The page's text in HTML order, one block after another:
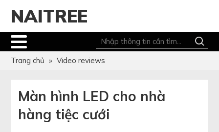
NAITREE
Trang chủ » Video reviews
Màn hình LED cho nhà
hàng tiệc cưới